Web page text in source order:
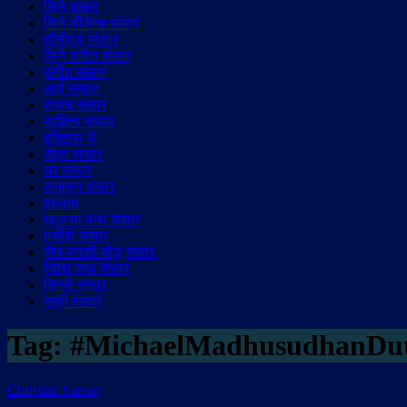
सिने संसार
सिने लीजेन्ड संसार
हॉलीवुड़ संसार
सिने संगीत संसार
संगीत संसार
आर्य समाज
रंगमंच संसार
साहित्य संसार
इतिहास से
सेहत संसार
घर संसार
सनातन संसार
इस्लाम
ख़ालसा पन्थ संसार
मसीही संसार
जैन-पारसी-बौद्ध संसार
रैदास पन्थ संसार
सिन्धी संसार
सूफी संसार
Tag:
Christian Sansar